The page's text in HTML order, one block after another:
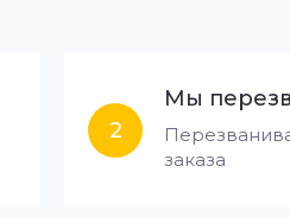
2
Мы
заказа